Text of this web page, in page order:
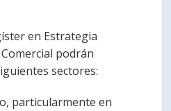
en Estrategia
podrán
sectores:
particularmente en